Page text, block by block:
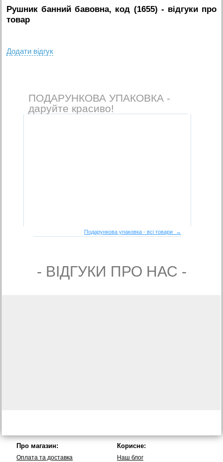
Рушник банний бавовна, код (1655) - вiдгуки про
товар
Додати вiдгук
ПОДАРУНКОВА УПАКОВКА -
даруйте красиво!
Подарункова упаковка - всі товари →
- ВIДГУКИ ПРО НАС -
Про магазин:
Оплата та доставка
Корисне:
Наш блог